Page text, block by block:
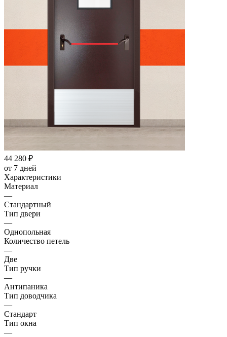
44 280 ₽
от 7 дней
Характеристики
Материал
—
Стандартный
Тип двери
—
Однопольная
Количество петель
—
Две
Тип ручки
—
Антипаника
Тип доводчика
—
Стандарт
Тип окна
—